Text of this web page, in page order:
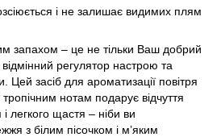
і не залишає видимих ​​плям
запахом – це не тільки Ваш добрий
регулятор настрою та
Цей засіб для ароматизації повітря
нотам подарує відчуття
легкого щастя – ніби ви
з білим пісочком і м’яким